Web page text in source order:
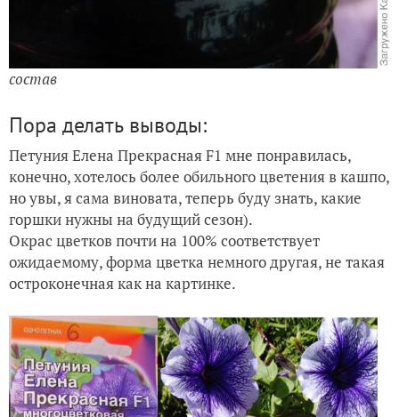
состав
Пора делать выводы:
Петуния Елена Прекрасная F1 мне понравилась,
конечно, хотелось более обильного цветения в кашпо,
но увы, я сама виновата, теперь буду знать, какие
горшки нужны на будущий сезон).
Окрас цветков почти на 100% соответствует
ожидаемому, форма цветка немного другая, не такая
остроконечная как на картинке.